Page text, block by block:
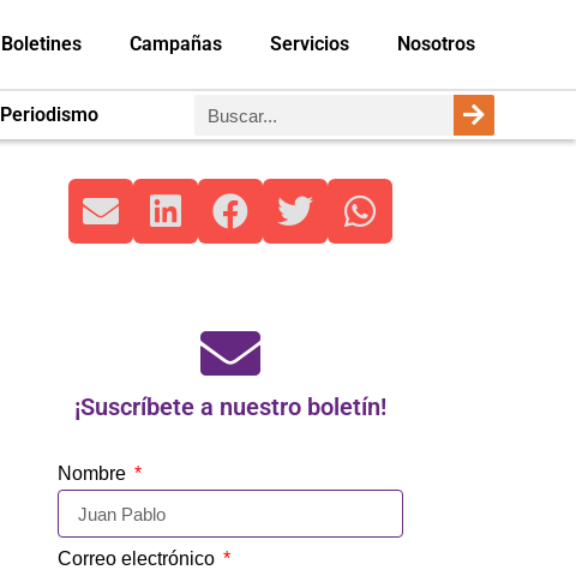
Boletines Campañas Servicios Nosotros
Periodismo
¡Suscríbete a nuestro boletín!
Nombre
Correo electrónico